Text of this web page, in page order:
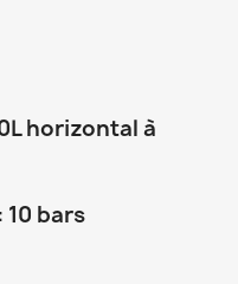
horizontal à
10 bars